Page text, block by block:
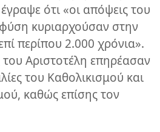
ότι «οι απόψεις του
κυριαρχούσαν στην
περίπου 2.000 χρόνια».
του Αριστοτέλη επηρέασαν
του Καθολικισμού και
καθώς επίσης τον